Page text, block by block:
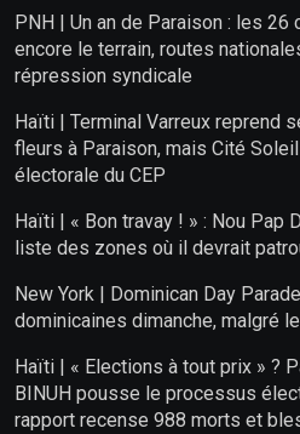
PNH | Un an de Paraison : les
encore le terrain, routes
répression syndicale
Haïti | Terminal Varreux reprend
fleurs à Paraison, mais Cité
électorale du CEP
Haïti | « Bon travay ! » : Nou Pap
liste des zones où il devrait
New York | Dominican Day
dominicaines dimanche, malgré
Haïti | « Elections à tout prix » ?
BINUH pousse le processus
rapport recense 988 morts et